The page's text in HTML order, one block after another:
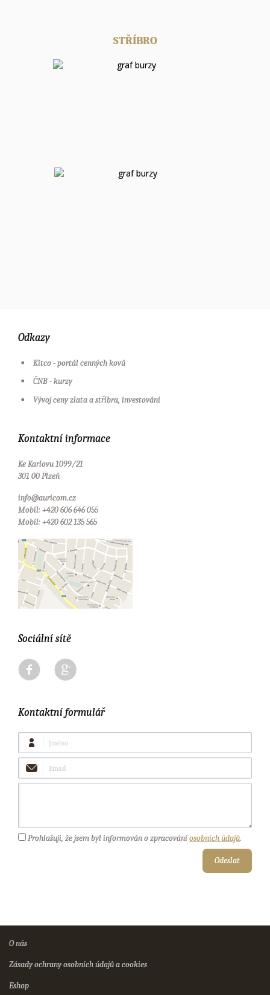
STŘÍBRO
Odkazy
Kitco - portál cenných kovů
ČNB - kurzy
Vývoj ceny zlata a stříbra, investování
Kontaktní informace
Ke Karlovu 1099/21
301 00 Plzeň
info@auricom.cz
Mobil: +420 606 646 055
Mobil: +420 602 135 565
Sociální sítě
Kontaktní formulář
Jméno
Email
Prohlašuji, že jsem byl informován o zpracováníosobních údajů.
Odeslat
O nás
Zásady ochrany osobních údajů a cookies
Eshop